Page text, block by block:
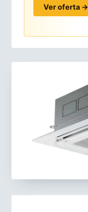
Ver oferta →